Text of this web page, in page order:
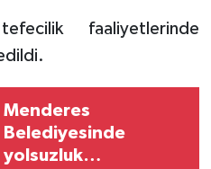
faaliyetlerinde
Menderes
Belediyesinde
yolsuzluk